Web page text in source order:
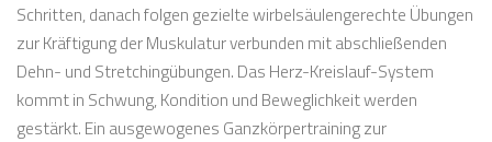
Schritten, danach folgen gezielte wirbelsäulengerechte Übungen
zur Kräftigung der Muskulatur verbunden mit abschließenden
Dehn- und Stretchingübungen. Das Herz-Kreislauf-System
kommt in Schwung, Kondition und Beweglichkeit werden
gestärkt. Ein ausgewogenes Ganzkörpertraining zur